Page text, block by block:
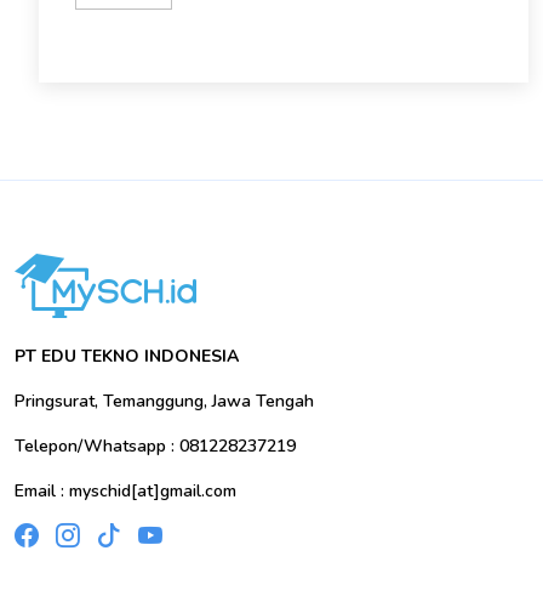
PT EDU TEKNO INDONESIA
Pringsurat, Temanggung, Jawa Tengah
Telepon/Whatsapp : 081228237219
Email : myschid[at]gmail.com